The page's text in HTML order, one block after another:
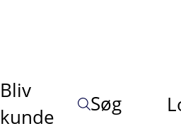
Bliv
kunde
Søg